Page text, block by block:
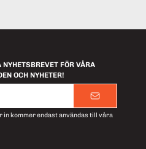
FÖR VÅRA
OCH NYHETER!
in kommer endast användas till våra